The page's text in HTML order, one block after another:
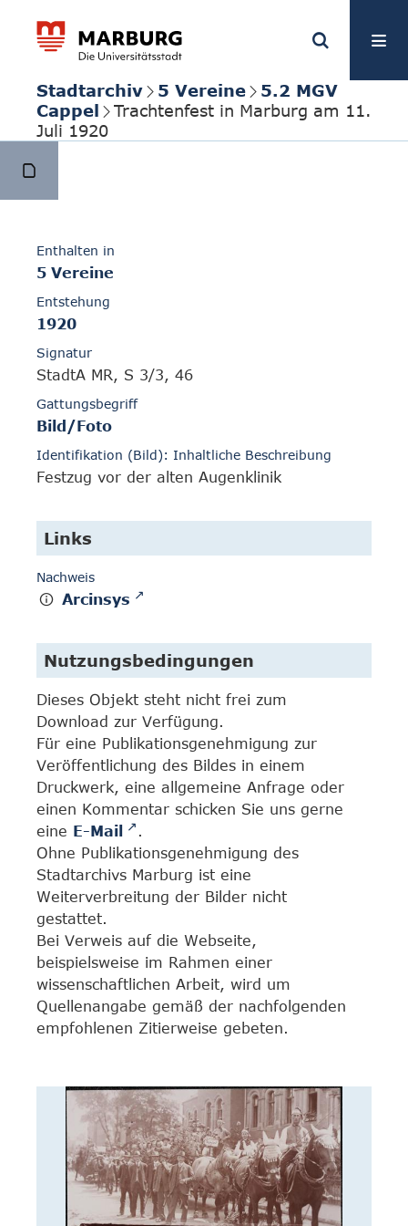
Stadtarchiv 5 Vereine
5.2 MGV
Cappel
Trachtenfest in Marburg am 11.
Juli 1920
Enthalten in
5 Vereine
Entstehung
1920
Signatur
StadtA MR, S 3/3, 46
Gattungsbegriff
Bild/Foto
Identifikation (Bild): Inhaltliche Beschreibung
Festzug vor der alten Augenklinik
Links
Nachweis
Arcinsys
Nutzungsbedingungen
Dieses Objekt steht nicht frei zum
Download zur Verfügung.
Für eine Publikationsgenehmigung zur
Veröffentlichung des Bildes in einem
Druckwerk, eine allgemeine Anfrage oder
einen Kommentar schicken Sie uns gerne
eine E-Mail
.
Ohne Publikationsgenehmigung des
Stadtarchivs Marburg ist eine
Weiterverbreitung der Bilder nicht
gestattet.
Bei Verweis auf die Webseite,
beispielsweise im Rahmen einer
wissenschaftlichen Arbeit, wird um
Quellenangabe gemäß der nachfolgenden
empfohlenen Zitierweise gebeten.